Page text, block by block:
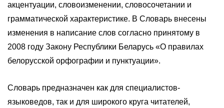
акцентуации, словоизменении, словосочетании и
грамматической характеристике. В Словарь внесены
изменения в написание слов согласно принятому в
2008 году Закону Республики Беларусь «О правилах
белорусской орфографии и пунктуации».
Словарь предназначен как для специалистов-
языковедов, так и для широкого круга читателей,